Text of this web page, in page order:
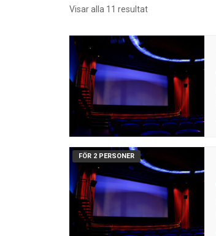
Visar alla 11 resultatSortera
senaste
FÖR 2 PERSONER